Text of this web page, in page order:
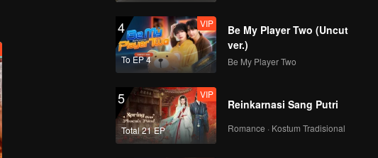
4
To EP 4
VIP
Be My Player Two (Uncut
ver.)
Be My Player Two
5
Total 21 EP
VIP
Reinkarnasi Sang Putri
Romance · Kostum Tradisional